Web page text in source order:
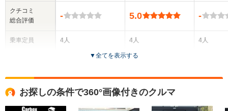
クチコミ
総合評価
乗車定員
-
4人
1.52m
5.0
4人
3ドア
-m
-
4人
▼全てを表示する
お探しの条件で360°画像付きのクルマ